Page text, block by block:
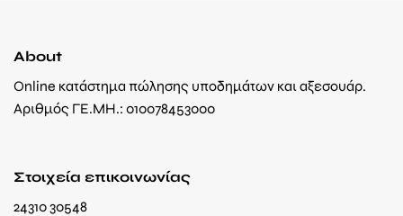
About
Online κατάστημα πώλησης υποδημάτων και αξεσουάρ.
Αριθμός ΓΕ.ΜΗ.: 010078453000
Στοιχεία επικοινωνίας
24310 30548